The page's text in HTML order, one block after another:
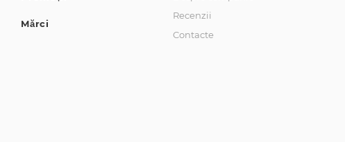
Mărci
Recenzii
Contacte